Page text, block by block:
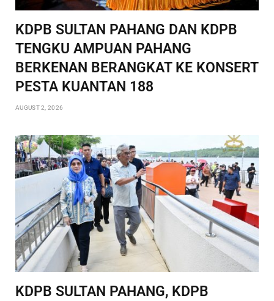
KDPB SULTAN PAHANG DAN KDPB
TENGKU AMPUAN PAHANG
BERKENAN BERANGKAT KE KONSERT
PESTA KUANTAN 188
AUGUST 2, 2026
KDPB SULTAN PAHANG, KDPB